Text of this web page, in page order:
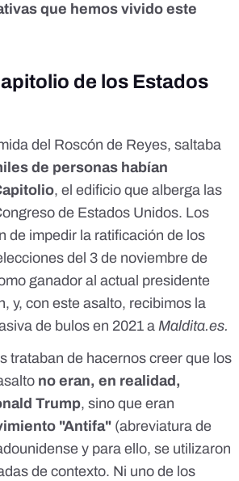
que hemos vivido este
de los Estados
del Roscón de Reyes, saltaba
de personas habían
, el edificio que alberga las
de Estados Unidos. Los
de impedir la ratificación de los
del 3 de noviembre de
ganador al actual presidente
y, con este asalto, recibimos la
de bulos en 2021 a Maldita.es.
trataban de hacernos creer que los
no eran, en realidad,
Trump, sino que eran
"Antifa" (abreviatura de
y para ello, se utilizaron
de contexto. Ni uno de los